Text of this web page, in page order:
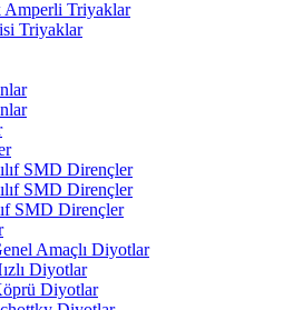
Amperli Triyaklar
Triyaklar
SMD Dirençler
SMD Dirençler
SMD Dirençler
Amaçlı Diyotlar
Diyotlar
Diyotlar